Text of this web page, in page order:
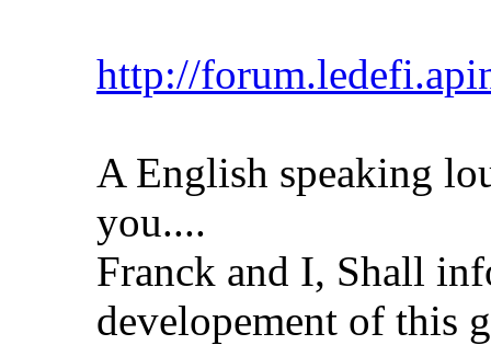
http://
A English speaking
you....
Franck and I, Shall
developement of this